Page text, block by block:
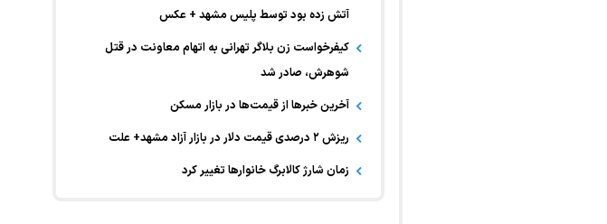
آتش زده بود توسط پلیس مشهد + عکس
کیفرخواست زن بلاگر تهرانی به اتهام معاونت در قتل
شوهرش، صادر شد
آخرین خبر‌ها از قیمت‌ها در بازار مسکن
ریزش ۲ درصدی قیمت دلار در بازار آزاد مشهد+ علت
زمان شارژ کالابرگ خانوارها تغییر کرد